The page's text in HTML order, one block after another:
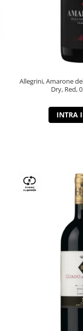
Allegrini, Amarone
Dry, Red,
INTRA